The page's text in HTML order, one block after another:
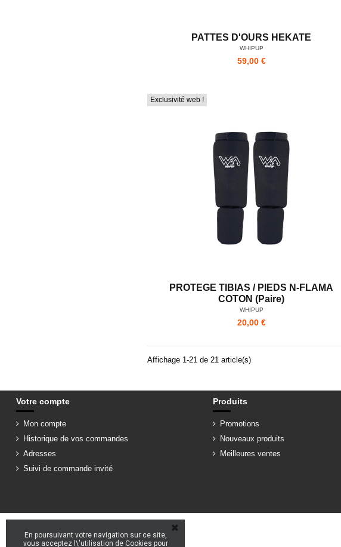
PATTES D'OURS HEKATE
WHIPUP
59,00 €
Exclusivité web !
PROTEGE TIBIAS / PIEDS N-FLAMA
COTON (Paire)
WHIPUP
20,00 €
Affichage 1-21 de 21 article(s)
Votre compte
Mon compte
Historique de vos commandes
Adresses
Suivi de commande invité
Produits
Promotions
Nouveaux produits
Meilleures ventes
En poursuivant votre navigation sur ce site,
vous acceptez l\'utilisation de Cookies pour